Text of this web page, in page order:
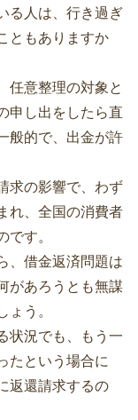
る人は、行き過ぎ
ともありますか
任意整理の対象と
申し出をしたら直
般的で、出金が許
求の影響で、わず
れ、全国の消費者
です。
、借金返済問題は
があろうとも無謀
ょう。
状況でも、もう一
たという場合に
返還請求するの